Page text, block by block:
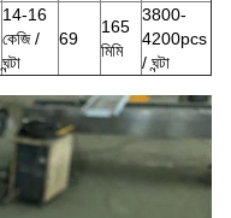
14-16
কেজি /
ঘন্টা
69
165
মিমি
3800-
4200pcs
/ ঘন্টা